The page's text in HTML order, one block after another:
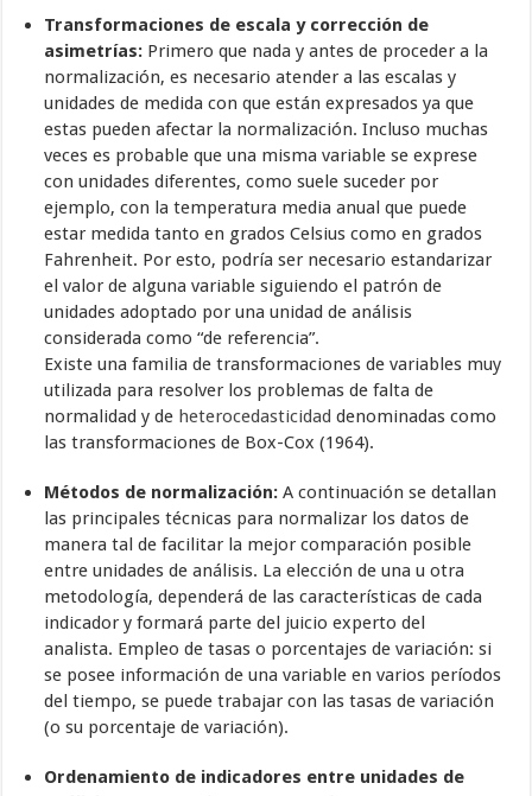
Transformaciones de escala y corrección de
asimetrías: Primero que nada y antes de proceder a la
normalización, es necesario atender a las escalas y
unidades de medida con que están expresados ya que
estas pueden afectar la normalización. Incluso muchas
veces es probable que una misma variable se exprese
con unidades diferentes, como suele suceder por
ejemplo, con la temperatura media anual que puede
estar medida tanto en grados Celsius como en grados
Fahrenheit. Por esto, podría ser necesario estandarizar
el valor de alguna variable siguiendo el patrón de
unidades adoptado por una unidad de análisis
considerada como “de referencia”.
Existe una familia de transformaciones de variables muy
utilizada para resolver los problemas de falta de
normalidad y de heterocedasticidad denominadas como
las transformaciones de Box-Cox (1964).
Métodos de normalización:A continuación se detallan
las principales técnicas para normalizar los datos de
manera tal de facilitar la mejor comparación posible
entre unidades de análisis. La elección de una u otra
metodología, dependerá de las características de cada
indicador y formará parte del juicio experto del
analista. Empleo de tasas o porcentajes de variación: si
se posee información de una variable en varios períodos
del tiempo, se puede trabajar con las tasas de variación
(o su porcentaje de variación).
Ordenamiento de indicadores entre unidades de